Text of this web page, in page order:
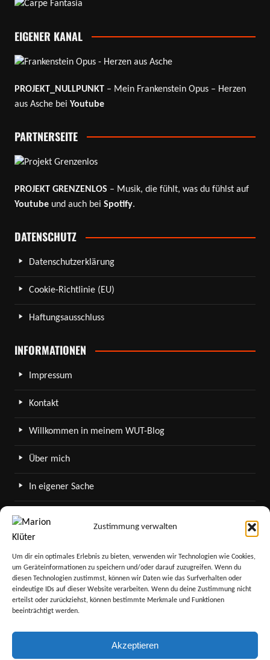
Zustimmung verwalten
Um dir ein optimales Erlebnis zu bieten, verwenden wir Technologien wie Cookies,
um Geräteinformationen zu speichern und/oder darauf zuzugreifen. Wenn du
diesen Technologien zustimmst, können wir Daten wie das Surfverhalten oder
eindeutige IDs auf dieser Website verarbeiten. Wenn du deine Zustimmung nicht
erteilst oder zurückziehst, können bestimmte Merkmale und Funktionen
beeinträchtigt werden.
Akzeptieren
EIGENER KANAL
PROJEKT_NULLPUNKT– Mein Frankenstein Opus – Herzen
aus Asche bei Youtube
PARTNERSEITE
PROJEKT GRENZENLOS – Musik, die fühlt, was du fühlst auf
Youtube und auch bei Spotify.
DATENSCHUTZ
Datenschutzerklärung
Cookie-Richtlinie (EU)
Haftungsausschluss
INFORMATIONEN
Impressum
Kontakt
Willkommen in meinem WUT-Blog
Über mich
In eigener Sache
Newsletter
Sitemap